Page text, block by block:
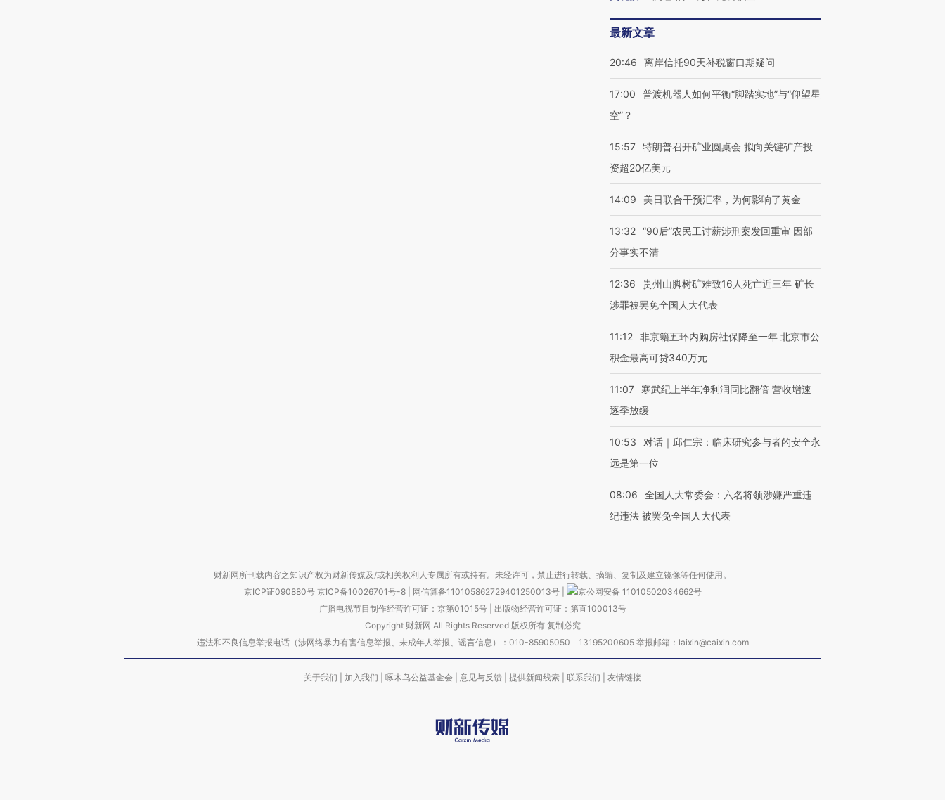
最新文章
20:46 离岸信托90天补税窗口期疑问
17:00
普渡机器人如何平衡“脚踏实地”与“仰望星
空”？
15:57 特朗普召开矿业圆桌会 拟向关键矿产投
资超20亿美元
14:09 美日联合干预汇率，为何影响了黄金
13:32 “90后”农民工讨薪涉刑案发回重审 因部
分事实不清
12:36
贵州山脚树矿难致16人死亡近三年 矿长
涉罪被罢免全国人大代表
11:12 非京籍五环内购房社保降至一年 北京市公
积金最高可贷340万元
11:07
寒武纪上半年净利润同比翻倍 营收增速
逐季放缓
10:53
对话｜邱仁宗：临床研究参与者的安全永
远是第一位
08:06
全国人大常委会：六名将领涉嫌严重违
纪违法 被罢免全国人大代表
财新网所刊载内容之知识产权为财新传媒及/或相关权利人专属所有或持有。未经许可，禁止进行转载、摘编、复制及建立镜像等任何使用。
京ICP证090880号 京ICP备10026701号-8 网信算备110105862729401250013号
京公网安备 11010502034662号
广播电视节目制作经营许可证：京第01015号| 出版物经营许可证：第直100013号
Copyright 财新网 All Rights Reserved 版权所有 复制必究
违法和不良信息举报电话（涉网络暴力有害信息举报、未成年人举报、谣言信息）：010-85905050 13195200605 举报邮箱：laixin@caixin.com
关于我们 加入我们 啄木鸟公益基金会 意见与反馈 提供新闻线索 联系我们 友情链接